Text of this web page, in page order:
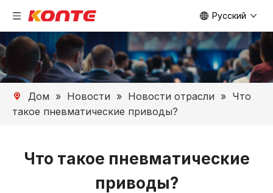
Pусский
Дом » Новости » Новости отрасли » Что
такое пневматические приводы?
Что такое пневматические
приводы?